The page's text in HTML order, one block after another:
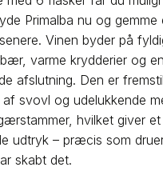
Primalba nu og gemme
Vinen byder på
varme krydderier og
afslutning. Den er
svovl og udelukkende
hvilket giver
udtryk – præcis som
skabt det.